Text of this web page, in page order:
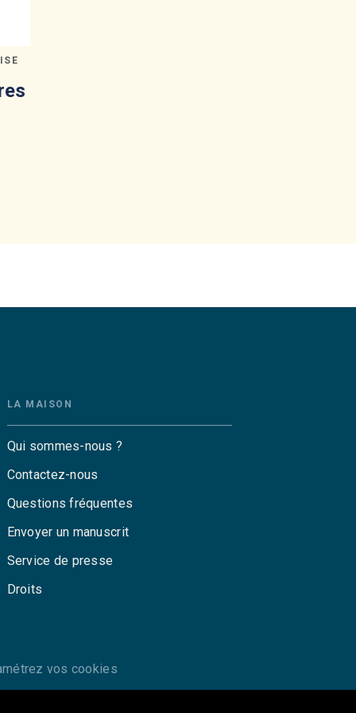
LA MAISON
Qui sommes-nous ?
Contactez-nous
Questions fréquentes
Envoyer un manuscrit
Service de presse
Droits
vos cookies